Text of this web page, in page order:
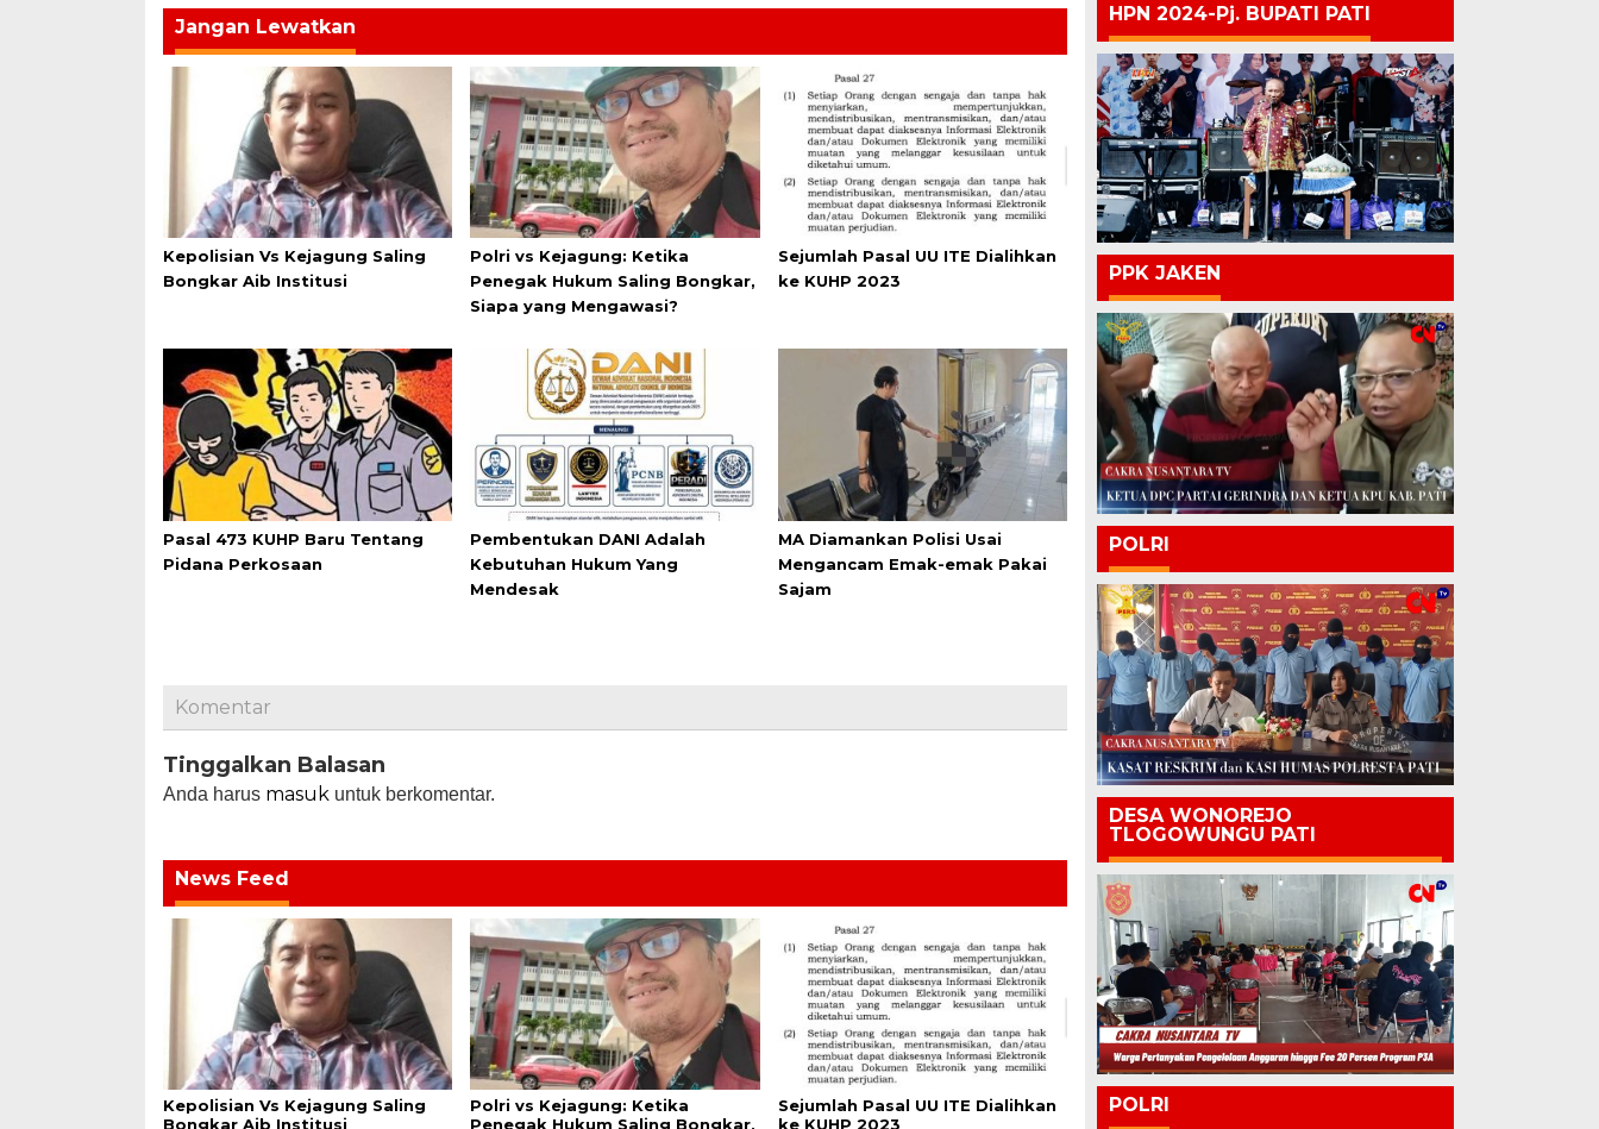
Jangan Lewatkan
Kepolisian Vs Kejagung Saling
Bongkar Aib Institusi
Polri vs Kejagung: Ketika
Penegak Hukum Saling Bongkar,
Siapa yang Mengawasi?
Sejumlah Pasal UU ITE Dialihkan
ke KUHP 2023
Pasal 473 KUHP Baru Tentang
Pidana Perkosaan
Pembentukan DANI Adalah
Kebutuhan Hukum Yang
Mendesak
MA Diamankan Polisi Usai
Mengancam Emak-emak Pakai
Sajam
Komentar
Tinggalkan Balasan
Anda harus masuk untuk berkomentar.
News Feed
Kepolisian Vs Kejagung Saling
Bongkar Aib Institusi
Polri vs Kejagung: Ketika
Penegak Hukum Saling Bongkar,
Sejumlah Pasal UU ITE Dialihkan
ke KUHP 2023
HPN 2024-Pj. BUPATI PATI
PPK JAKEN
POLRI
DESA WONOREJO
TLOGOWUNGU PATI
POLRI